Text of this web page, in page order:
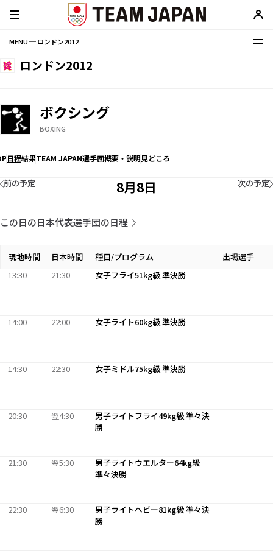
MENU ─ ロンドン2012
ロンドン2012
ボクシング
BOXING
日程結果TEAM JAPAN選手団概要・説明見どころ
8月8日
前の予定 次の予定
この日の日本代表選手団の日程
現地時間 日本時間 種目/プログラム
出場選手
13:30
21:30 女子フライ51kg級 準決勝
14:00 22:00 女子ライト60kg級 準決勝
14:30 22:30 女子ミドル75kg級 準決勝
20:30 翌4:30
男子ライトフライ49kg級 準々決
勝
21:30 翌5:30
男子ライトウエルター64kg級
準々決勝
22:30 翌6:30
男子ライトヘビー81kg級 準々決
勝